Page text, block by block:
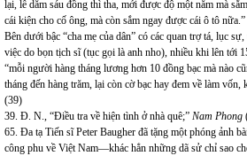
lại, lễ dăm sáu đồng thì tha, mới được độ một năm mà
cái kiện cho cố ông, mà còn sắm ngay được cái ô tô nữa.”
Bên dưới bậc “cha mẹ của dân” có các quan trợ tá, lục
việc do bọn tịch sĩ (tục gọi là anh nho), nhiều khi lên tới
“mỗi người hàng tháng lương hơn 10 đồng bạc mà nào
tháng đến hàng trăm, lại còn cờ bạc hay đem về làm
(39)
39. Đ. N., “Điều tra về hiện tình ở nhà quê;” Nam Phong
65. Đa tạ Tiến sĩ Peter Baugher đã tặng một phóng ảnh
công phu về Việt Nam—khác hẳn những dã sử chỉ sao